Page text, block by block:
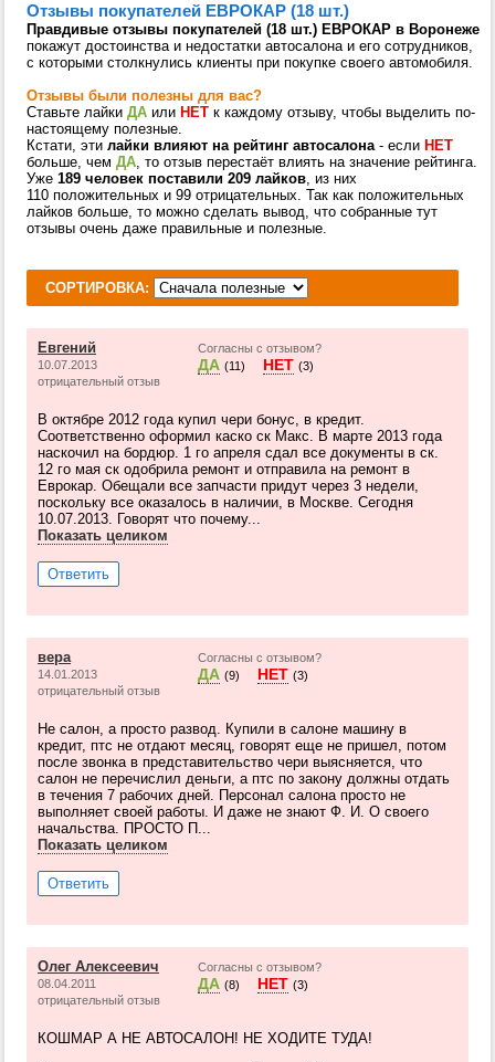
Отзывы покупателей ЕВРОКАР (18 шт.)
Правдивые отзывы покупателей (18 шт.) ЕВРОКАР в Воронеже
покажут достоинства и недостатки автосалона и его сотрудников,
с которыми столкнулись клиенты при покупке своего автомобиля.
Отзывы были полезны для вас?
Ставьте лайки ДА или НЕТ к каждому отзыву, чтобы выделить по-
настоящему полезные.
Кстати, эти лайки влияют на рейтинг автосалона- если НЕТ
больше, чем ДА, то отзыв перестаёт влиять на значение рейтинга.
Уже 189 человек поставили 209 лайков, из них
110 положительных и 99 отрицательных. Так как положительных
лайков больше, то можно сделать вывод, что собранные тут
отзывы очень даже правильные и полезные.
СОРТИРОВКА:
Евгений
10.07.2013
отрицательный отзыв
Согласны с отзывом?
ДА (11) НЕТ (3)
В октябре 2012 года купил чери бонус, в кредит.
Соответственно оформил каско ск Макс. В марте 2013 года
наскочил на бордюр. 1 го апреля сдал все документы в ск.
12 го мая ск одобрила ремонт и отправила на ремонт в
Еврокар. Обещали все запчасти придут через 3 недели,
поскольку все оказалось в наличии, в Москве. Сегодня
10.07.2013. Говорят что почему...
Показать целиком
Ответить
вера
14.01.2013
отрицательный отзыв
Согласны с отзывом?
ДА (9) НЕТ (3)
Не салон, а просто развод. Купили в салоне машину в
кредит, птс не отдают месяц, говорят еще не пришел, потом
после звонка в представительство чери выясняется, что
салон не перечислил деньги, а птс по закону должны отдать
в течения 7 рабочих дней. Персонал салона просто не
выполняет своей работы. И даже не знают Ф. И. О своего
начальства. ПРОСТО П...
Показать целиком
Ответить
Олег Алексеевич
08.04.2011
отрицательный отзыв
Согласны с отзывом?
ДА (8) НЕТ (3)
КОШМАР А НЕ АВТОСАЛОН! НЕ ХОДИТЕ ТУДА!